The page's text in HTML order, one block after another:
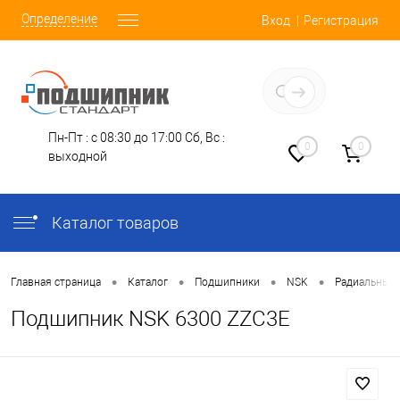
Определение Вход Регистрация
Пн-Пт : с 08:30 до 17:00 Сб, Вс :
выходной
0 0
Каталог товаров
Главная страница • Каталог • Подшипники • NSK •
Подшипник NSK 6300 ZZC3E